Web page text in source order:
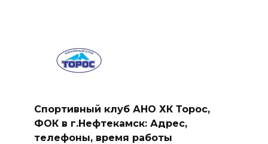
Спортивный клуб АНО ХК Торос,
ФОК в г.Нефтекамск: Адрес,
телефоны, время работы